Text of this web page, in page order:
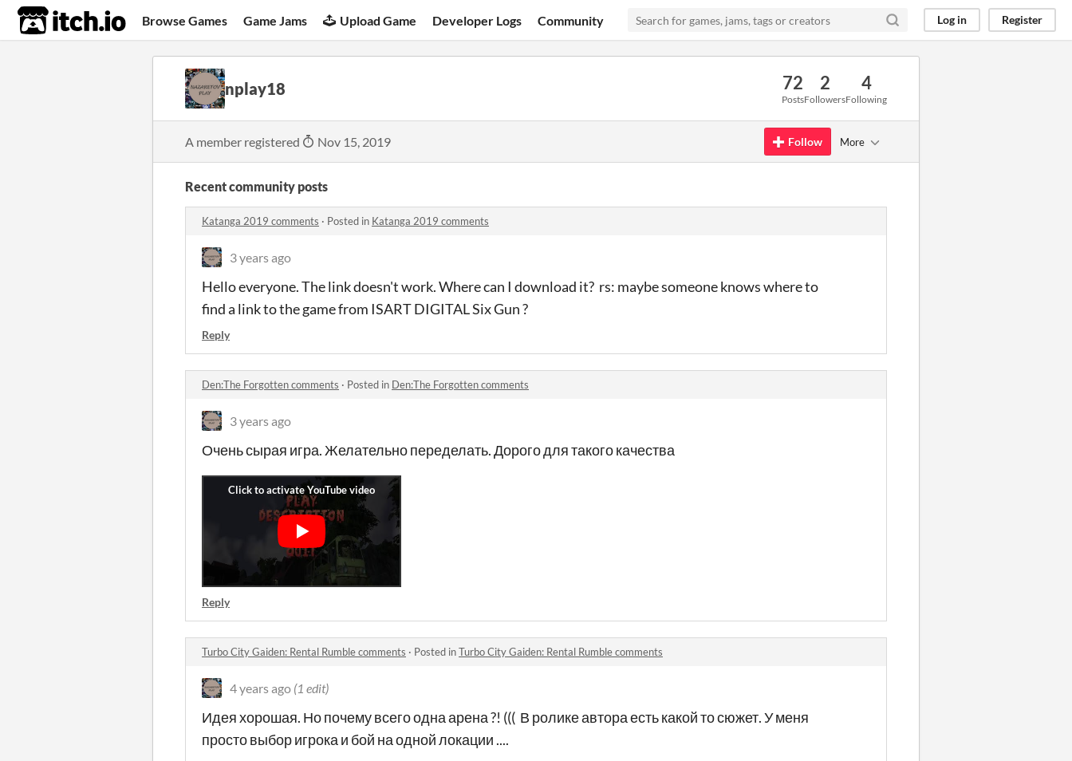
itch.io Browse Games Game Jams Upload Game Developer Logs Community Log in Register
nplay18 72
Posts
2
Followers
4
Following
A member registered Nov 15, 2019 Follow More
Recent community posts
Katanga 2019 comments · Posted in Katanga 2019 comments
3 years ago
Hello everyone. The link doesn't work. Where can I download it? rs: maybe someone knows where to
find a link to the game from ISART DIGITAL Six Gun ?
Reply
Den:The Forgotten comments · Posted in Den:The Forgotten comments
3 years ago
Очень сырая игра. Желательно переделать. Дорого для такого качества
Reply
Turbo City Gaiden: Rental Rumble comments · Posted inTurbo City Gaiden: Rental Rumble comments
4 years ago (1 edit)
Идея хорошая. Но почему всего одна арена ?! ((( В ролике автора есть какой то сюжет. У меня
просто выбор игрока и бой на одной локации ....